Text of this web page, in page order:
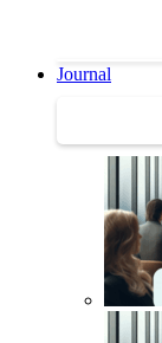
Journal